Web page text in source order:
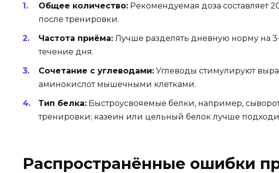
Общее количество: Рекомендуемая доза составляет
после тренировки.
Частота приёма: Лучше разделять дневную норму на
течение дня.
Сочетание с углеводами: Углеводы стимулируют
аминокислот мышечными клетками.
Тип белка: Быстроусвояемые белки, например,
тренировки; казеин или цельный белок лучше
Распространённые ошибки